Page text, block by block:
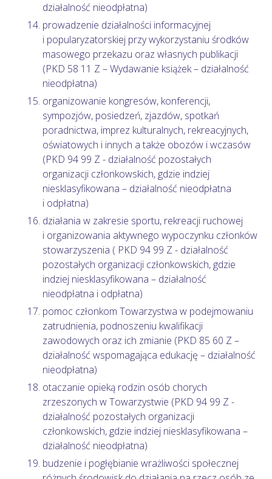
działalność nieodpłatna)
prowadzenie działalności informacyjnej
i popularyzatorskiej przy wykorzystaniu środków
masowego przekazu oraz własnych publikacji
(PKD 58 11 Z – Wydawanie książek – działalność
nieodpłatna)
organizowanie kongresów, konferencji,
sympozjów, posiedzeń, zjazdów, spotkań
poradnictwa, imprez kulturalnych, rekreacyjnych,
oświatowych i innych a także obozów i wczasów
(PKD 94 99 Z - działalność pozostałych
organizacji członkowskich, gdzie indziej
niesklasyfikowana – działalność nieodpłatna
i odpłatna)
działania w zakresie sportu, rekreacji ruchowej
i organizowania aktywnego wypoczynku członków
stowarzyszenia ( PKD 94 99 Z - działalność
pozostałych organizacji członkowskich, gdzie
indziej niesklasyfikowana – działalność
nieodpłatna i odpłatna)
pomoc członkom Towarzystwa w podejmowaniu
zatrudnienia, podnoszeniu kwalifikacji
zawodowych oraz ich zmianie (PKD 85 60 Z –
działalność wspomagająca edukację – działalność
nieodpłatna)
otaczanie opieką rodzin osób chorych
zrzeszonych w Towarzystwie (PKD 94 99 Z -
działalność pozostałych organizacji
członkowskich, gdzie indziej niesklasyfikowana –
działalność nieodpłatna)
budzenie i pogłębianie wrażliwości społecznej